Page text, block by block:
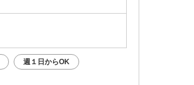
週１日からOK